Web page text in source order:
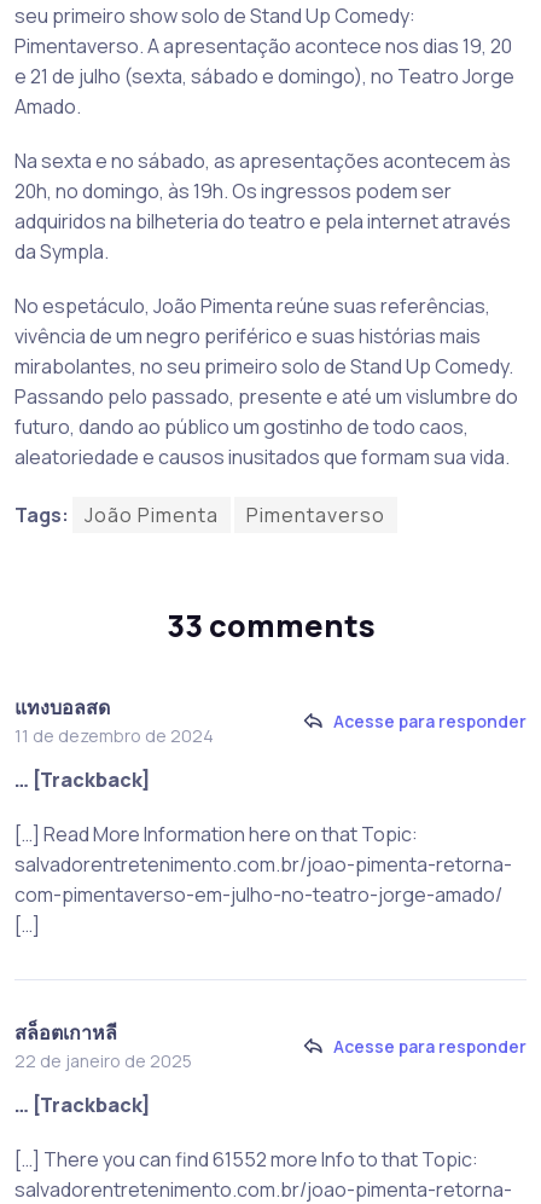
seu primeiro show solo de Stand Up Comedy:
Pimentaverso. A apresentação acontece nos dias 19, 20
e 21 de julho (sexta, sábado e domingo), no Teatro Jorge
Amado.
Na sexta e no sábado, as apresentações acontecem às
20h, no domingo, às 19h. Os ingressos podem ser
adquiridos na bilheteria do teatro e pela internet através
da Sympla.
No espetáculo, João Pimenta reúne suas referências,
vivência de um negro periférico e suas histórias mais
mirabolantes, no seu primeiro solo de Stand Up Comedy.
Passando pelo passado, presente e até um vislumbre do
futuro, dando ao público um gostinho de todo caos,
aleatoriedade e causos inusitados que formam sua vida.
Tags: João Pimenta Pimentaverso
33 comments
แทงบอลสด
11 de dezembro de 2024
Acesse para responder
… [Trackback]
[…] Read More Information here on that Topic:
salvadorentretenimento.com.br/joao-pimenta-retorna-
com-pimentaverso-em-julho-no-teatro-jorge-amado/
[…]
สล็อตเกาหลี
22 de janeiro de 2025
Acesse para responder
… [Trackback]
[…] There you can find 61552 more Info to that Topic:
salvadorentretenimento.com.br/joao-pimenta-retorna-